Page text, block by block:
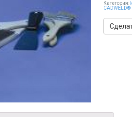
Категория:
CADWELD®